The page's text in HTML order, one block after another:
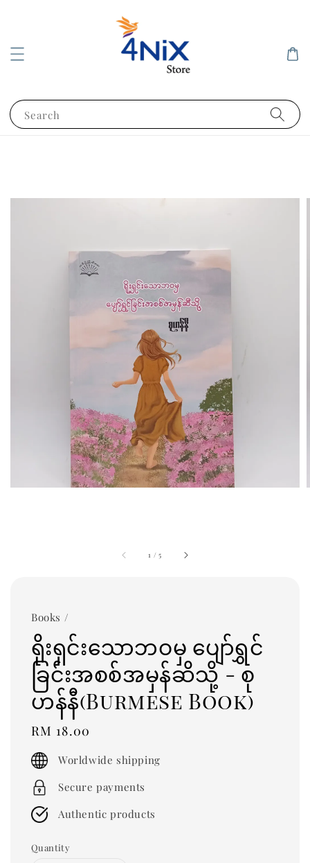
Search
1 /5
Books /
ရိုးရှင်းသောဘဝမှ ပျော်ရွှင်
ခြင်းအစစ်အမှန်ဆိသို့ - စု
ဟန်နီ(Burmese Book)
Regular
price
RM 18.00
Worldwide shipping
Secure payments
Authentic products
Quantity